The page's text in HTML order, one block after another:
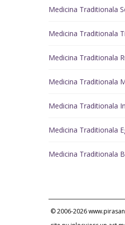
Medicina Traditionala
Medicina Traditionala
Medicina Traditionala
Medicina Traditionala
Medicina Traditionala
Medicina Traditionala
Medicina Traditionala
© 2006-2026